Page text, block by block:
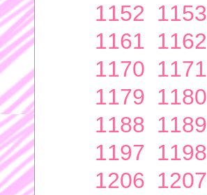
1152 1153
1161 1162
1170 1171
1179 1180
1188 1189
1197 1198
1206 1207